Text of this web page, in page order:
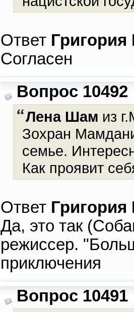
Ответ
Согласен
Вопрос 10492
Лена Шам из
Зохран
семье.
Как проявит
Ответ
Да, это так
режиссер.
приключения
Вопрос 10491